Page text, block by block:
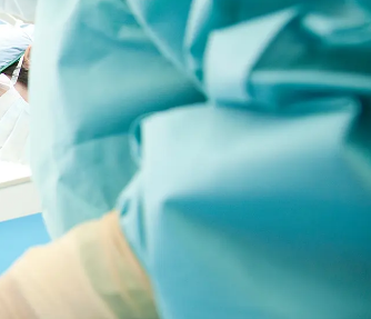
表
願い
なさまの声）
ム
チーム
ム
ム
食嚥下サポートチ
ーム
ーム
開講座
誌『ともに』
みコミュニティ
ン）